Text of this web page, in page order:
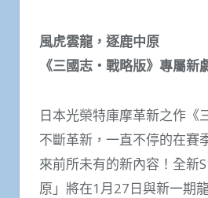
風虎雲龍，逐鹿中原
《三國志‧戰略版》專屬新
日本光榮特庫摩革新之作《
不斷革新，一直不停的在賽
來前所未有的新內容！全新
原」將在1月27日與新一期